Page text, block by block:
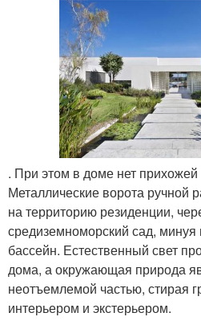
. При этом в доме нет прихожей
Металлические ворота ручной
на территорию резиденции,
средиземноморский сад,
бассейн. Естественный свет
дома, а окружающая природа
неотъемлемой частью, стирая
интерьером и экстерьером.